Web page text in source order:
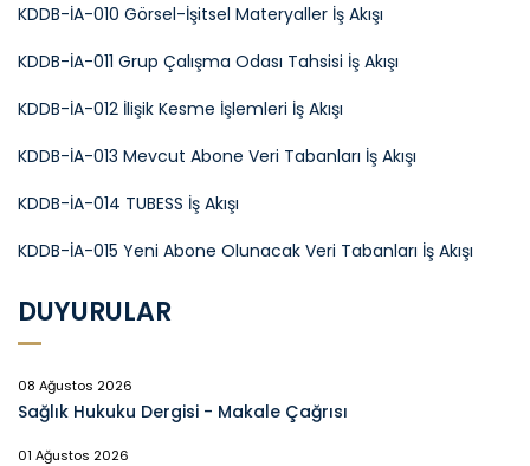
KDDB-İA-010 Görsel-İşitsel Materyaller İş Akışı
KDDB-İA-011 Grup Çalışma Odası Tahsisi İş Akışı
KDDB-İA-012 İlişik Kesme İşlemleri İş Akışı
KDDB-İA-013 Mevcut Abone Veri Tabanları İş Akışı
KDDB-İA-014 TUBESS İş Akışı
KDDB-İA-015 Yeni Abone Olunacak Veri Tabanları İş Akışı
DUYURULAR
08 Ağustos 2026
Sağlık Hukuku Dergisi - Makale Çağrısı
01 Ağustos 2026